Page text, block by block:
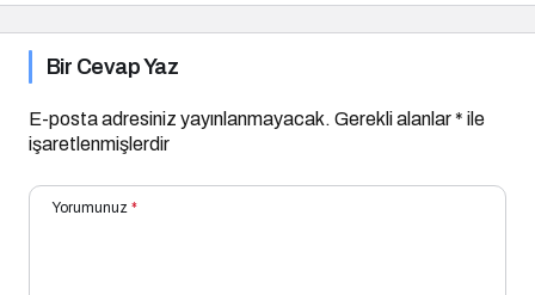
Bir Cevap Yaz
E-posta adresiniz yayınlanmayacak. Gerekli alanlar* ile
işaretlenmişlerdir
Yorumunuz *